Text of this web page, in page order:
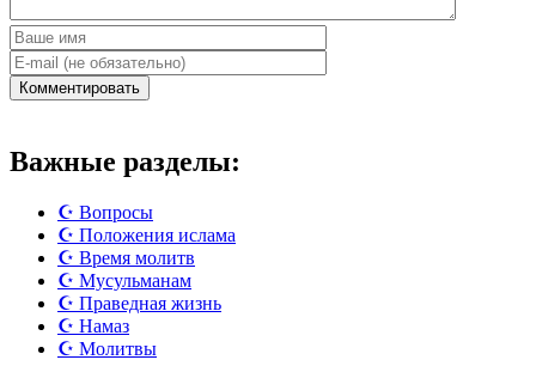
Важные разделы:
☪️ Вопросы
☪️ Положения ислама
☪️ Время молитв
☪️ Мусульманам
☪️ Праведная жизнь
☪️ Намаз
☪️ Молитвы